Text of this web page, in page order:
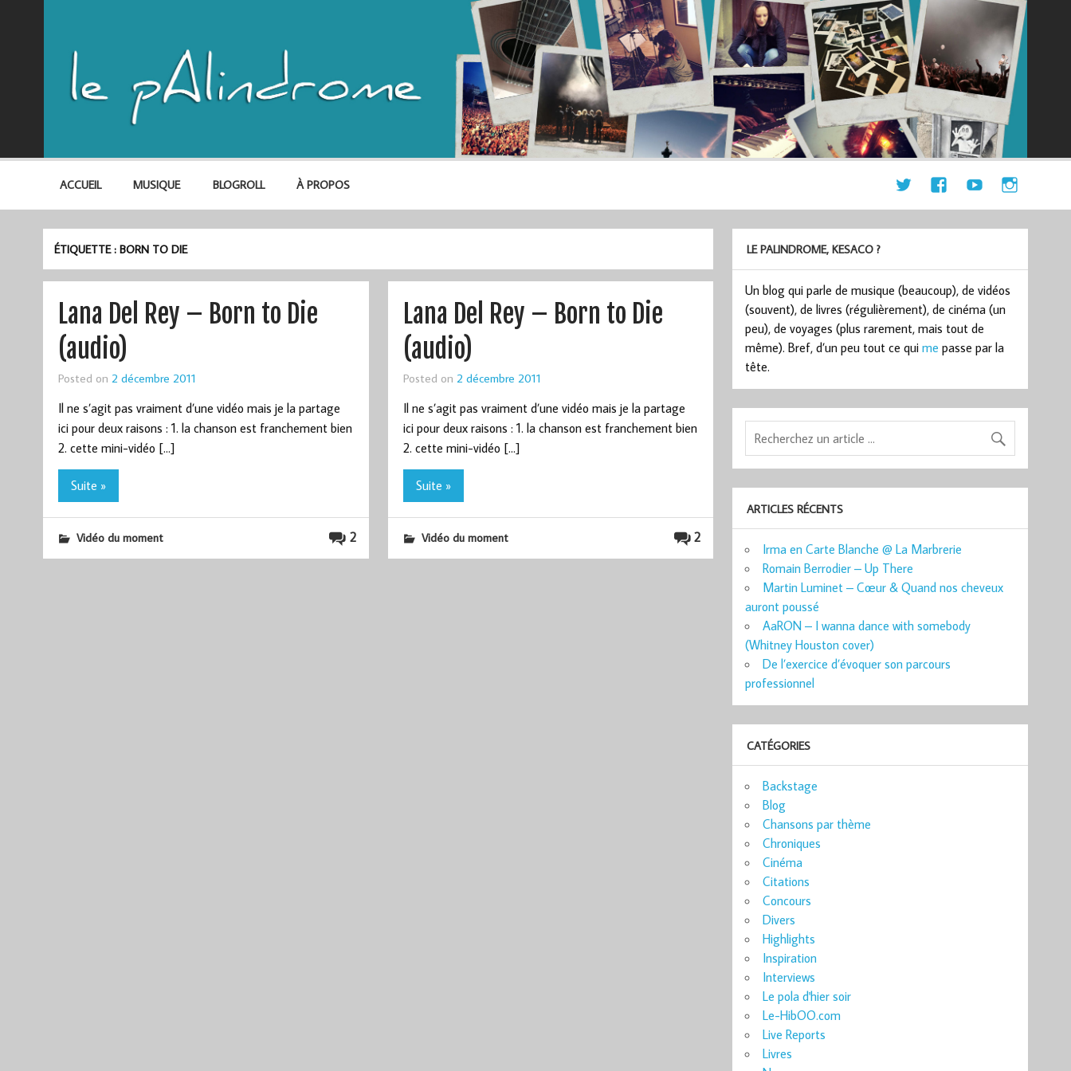
ACCUEIL MUSIQUE BLOGROLL À PROPOS
ÉTIQUETTE :BORN TO DIE
Lana Del Rey – Born to Die
(audio)
Posted on 2 décembre 2011
Il ne s’agit pas vraiment d’une vidéo mais je la partage
ici pour deux raisons : 1. la chanson est franchement bien
2. cette mini-vidéo […]
Suite »
2
Vidéo du moment
Lana Del Rey – Born to Die
(audio)
Posted on 2 décembre 2011
Il ne s’agit pas vraiment d’une vidéo mais je la partage
ici pour deux raisons : 1. la chanson est franchement bien
2. cette mini-vidéo […]
Suite »
2
Vidéo du moment
LE PALINDROME, KESACO ?
Un blog qui parle de musique (beaucoup), de vidéos
(souvent), de livres (régulièrement), de cinéma (un
peu), de voyages (plus rarement, mais tout de
même). Bref, d’un peu tout ce quime passe par la
tête.
ARTICLES RÉCENTS
Irma en Carte Blanche @ La Marbrerie
Romain Berrodier – Up There
Martin Luminet – Cœur & Quand nos cheveux
auront poussé
AaRON – I wanna dance with somebody
(Whitney Houston cover)
De l’exercice d’évoquer son parcours
professionnel
CATÉGORIES
Backstage
Blog
Chansons par thème
Chroniques
Cinéma
Citations
Concours
Divers
Highlights
Inspiration
Interviews
Le pola d'hier soir
Le-HibOO.com
Live Reports
Livres